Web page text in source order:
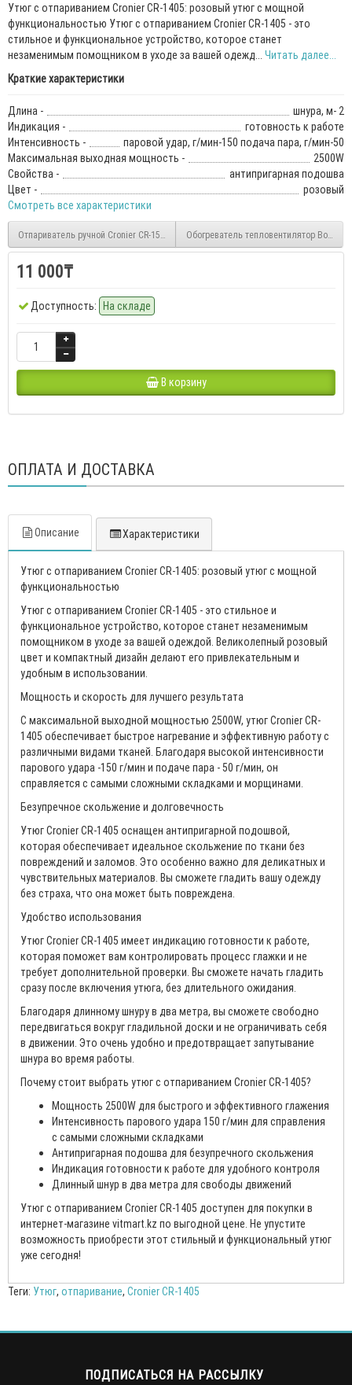
Утюг с отпариванием Cronier CR-1405: розовый утюг с мощной
функциональностью Утюг с отпариванием Cronier CR-1405 - это
стильное и функциональное устройство, которое станет
незаменимым помощником в уходе за вашей одежд... Читать далее...
Краткие характеристики
Длина -
шнура, м- 2
Индикация -
готовность к работе
Интенсивность -
паровой удар, г/мин-150 подача пара, г/мин-50
Максимальная выходная мощность -
2500W
Свойства -
антипригарная подошва
Цвет -
розовый
Смотреть все характеристики
Отпариватель ручной Cronier CR-1506 Обогреватель тепловентилятор Bosch
11 000₸
Доступность: На складе
В корзину
ОПЛАТА И ДОСТАВКА
Описание Характеристики
Утюг с отпариванием Cronier CR-1405: розовый утюг с мощной
функциональностью
Утюг с отпариванием Cronier CR-1405 - это стильное и
функциональное устройство, которое станет незаменимым
помощником в уходе за вашей одеждой. Великолепный розовый
цвет и компактный дизайн делают его привлекательным и
удобным в использовании.
Мощность и скорость для лучшего результата
С максимальной выходной мощностью 2500W, утюг Cronier CR-
1405 обеспечивает быстрое нагревание и эффективную работу с
различными видами тканей. Благодаря высокой интенсивности
парового удара -150 г/мин и подаче пара - 50 г/мин, он
справляется с самыми сложными складками и морщинами.
Безупречное скольжение и долговечность
Утюг Cronier CR-1405 оснащен антипригарной подошвой,
которая обеспечивает идеальное скольжение по ткани без
повреждений и заломов. Это особенно важно для деликатных и
чувствительных материалов. Вы сможете гладить вашу одежду
без страха, что она может быть повреждена.
Удобство использования
Утюг Cronier CR-1405 имеет индикацию готовности к работе,
которая поможет вам контролировать процесс глажки и не
требует дополнительной проверки. Вы сможете начать гладить
сразу после включения утюга, без длительного ожидания.
Благодаря длинному шнуру в два метра, вы сможете свободно
передвигаться вокруг гладильной доски и не ограничивать себя
в движении. Это очень удобно и предотвращает запутывание
шнура во время работы.
Почему стоит выбрать утюг с отпариванием Cronier CR-1405?
Мощность 2500W для быстрого и эффективного глажения
Интенсивность парового удара 150 г/мин для справления
с самыми сложными складками
Антипригарная подошва для безупречного скольжения
Индикация готовности к работе для удобного контроля
Длинный шнур в два метра для свободы движений
Утюг с отпариванием Cronier CR-1405 доступен для покупки в
интернет-магазине vitmart.kz по выгодной цене. Не упустите
возможность приобрести этот стильный и функциональный утюг
уже сегодня!
Теги: Утюг, отпаривание, Cronier CR-1405
ПОДПИСАТЬСЯ НА РАССЫЛКУ